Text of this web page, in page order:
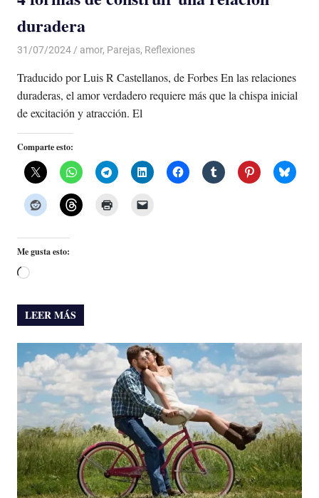
duradera
31/07/2024 De todo un Poco
amor, Parejas, Reflexiones
Traducido por Luis R Castellanos, de Forbes En las relaciones
duraderas, el amor verdadero requiere más que la chispa inicial
de excitación y atracción. El
Comparte esto:
Me gusta esto:
Cargando...
LEER MÁS